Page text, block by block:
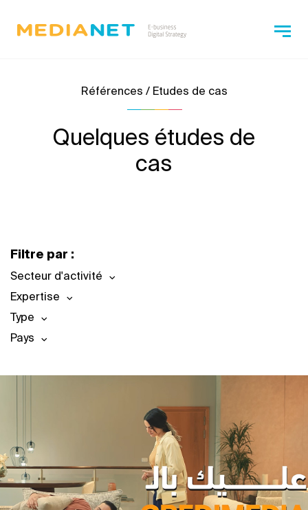
Références / Etudes de cas
Quelques études de
cas
Filtre par :
Secteur d'activité
Expertise
Type
Pays